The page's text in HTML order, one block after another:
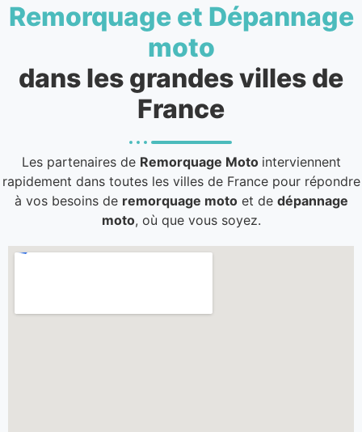
Remorquage et Dépannage
moto
dans les grandes villes de
France
Les partenaires de Remorquage Moto interviennent
rapidement dans toutes les villes de France pour répondre
à vos besoins de remorquage motoet de dépannage
moto, où que vous soyez.